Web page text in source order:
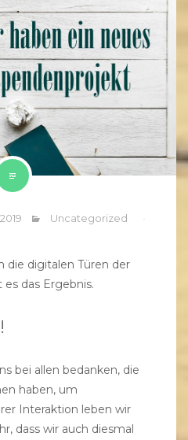
Uncategorized
die digitalen Türen der
das Ergebnis.
bei allen bedanken, die
haben, um
Interaktion leben wir
dass wir auch diesmal